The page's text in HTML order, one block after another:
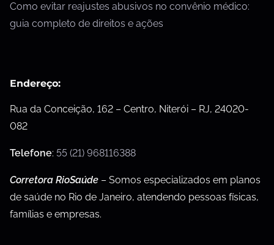
Como evitar reajustes abusivos no convênio médico:
guia completo de direitos e ações
Endereço:
Rua da Conceição, 162 – Centro, Niterói – RJ, 24020-
082
Telefone: 55 (21) 968116388
Corretora RioSaúde – Somos especializados em planos
de saúde no Rio de Janeiro, atendendo pessoas físicas,
famílias e empresas.